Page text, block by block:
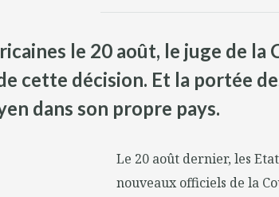
le 20 août, le juge de
cette décision. Et la portée
dans son propre pays.
Le 20 août dernier, les
nouveaux officiels de la